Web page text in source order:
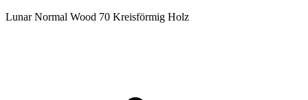
Lunar Normal Wood 70 Kreisförmig Holz